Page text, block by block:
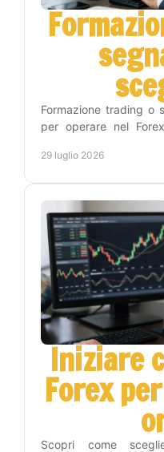
Formazione trading o
per operare nel
29 luglio 2026
Iniziare
Forex
Scopri come